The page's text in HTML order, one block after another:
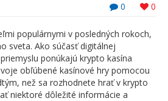
0 0
populárnymi v posledných rokoch,
sveta. Ako súčasť digitálnej
ponúkajú krypto kasína
obľúbené kasínové hry pomocou
než sa rozhodnete hrať v krypto
niektoré dôležité informácie a